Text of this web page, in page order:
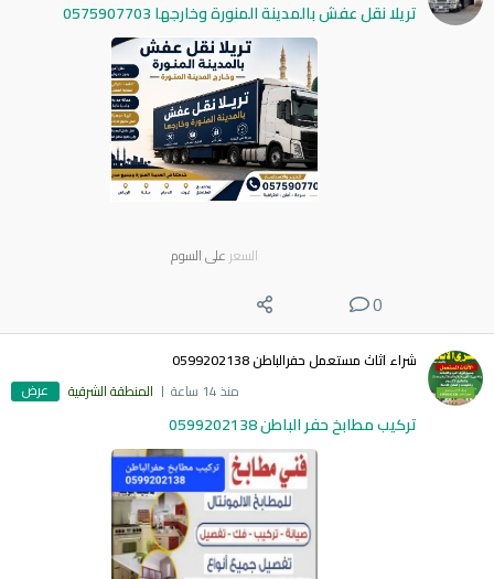
تريلا نقل عفش بالمدينة المنورة وخارجها 0575907703
السعر على السوم
0
شراء اثاث مستعمل حفرالباطن 0599202138
منذ 14 ساعة
المنطقة الشرقية عرض
تركيب مطابخ حفر الباطن 0599202138